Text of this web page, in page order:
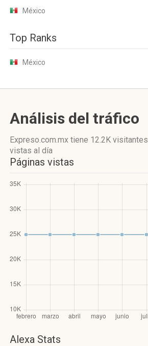
México
Top Ranks
México
Análisis del tráfico
Expreso.com.mx tiene 12.2K visitantes
vistas al día
Páginas vistas
Alexa Stats